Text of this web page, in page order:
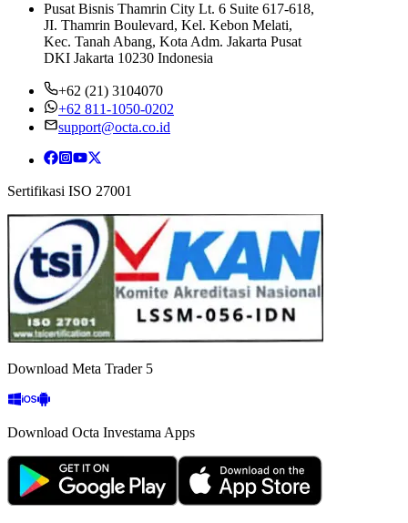
Pusat Bisnis Thamrin City Lt. 6 Suite 617-618,
JI. Thamrin Boulevard, Kel. Kebon Melati,
Kec. Tanah Abang, Kota Adm. Jakarta Pusat
DKI Jakarta 10230 Indonesia
+62 (21) 3104070
+62 811-1050-0202
support@octa.co.id
Sertifikasi ISO 27001
Download Meta Trader 5
Download Octa Investama Apps